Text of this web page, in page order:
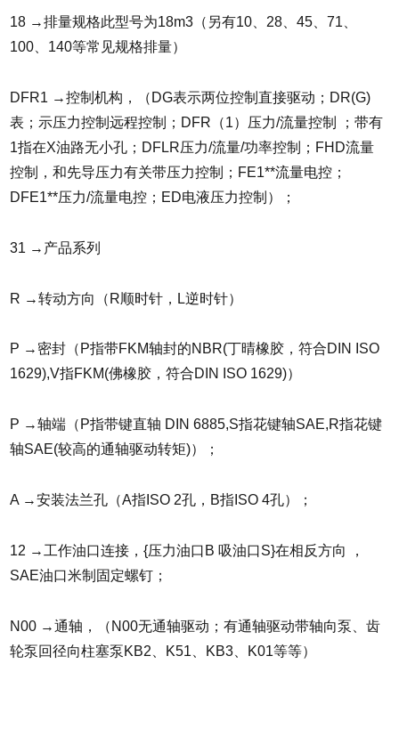
18 →排量规格此型号为18m3（另有10、28、45、71、
100、140等常见规格排量）
DFR1 →控制机构，（DG表示两位控制直接驱动；DR(G)
表；示压力控制远程控制；DFR（1）压力/流量控制 ；带有
1指在X油路无小孔；DFLR压力/流量/功率控制；FHD流量
控制，和先导压力有关带压力控制；FE1**流量电控；
DFE1**压力/流量电控；ED电液压力控制）；
31 →产品系列
R →转动方向（R顺时针，L逆时针）
P →密封（P指带FKM轴封的NBR(丁晴橡胶，符合DIN ISO
1629),V指FKM(佛橡胶，符合DIN ISO 1629)）
P →轴端（P指带键直轴 DIN 6885,S指花键轴SAE,R指花键
轴SAE(较高的通轴驱动转矩)）；
A →安装法兰孔（A指ISO 2孔，B指ISO 4孔）；
12 →工作油口连接，{压力油口B 吸油口S}在相反方向 ，
SAE油口米制固定螺钉；
N00 →通轴，（N00无通轴驱动；有通轴驱动带轴向泵、齿
轮泵回径向柱塞泵KB2、K51、KB3、K01等等）